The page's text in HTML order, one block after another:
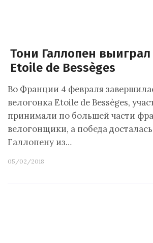
Тони Галлопен выиграл
Etoile de Bessèges
Во Франции 4 февраля
велогонка Etoile de Bessèges,
принимали по большей части
велогонщики, а победа
Галлопену из…
05/02/2018